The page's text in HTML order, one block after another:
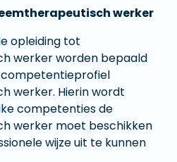
werker
opleiding tot
werker worden bepaald
werker. Hierin wordt
competenties de
werker moet beschikken
wijze uit te kunnen